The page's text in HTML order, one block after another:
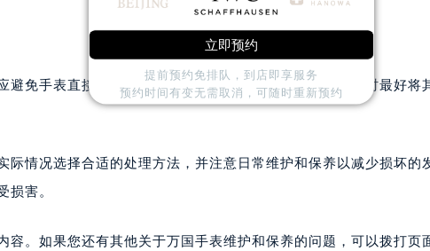
避免手表直接接触硬物或尖锐物品。此外，在不佩戴手表时最好将
情况选择合适的处理方法，并注意日常维护和保养以减少损坏的
损害。
容。如果您还有其他关于万国手表维护和保养的问题，可以拨打页
立即预约
提前预约免排队，到店即享服务
预约时间有变无需取消，可随时重新预约